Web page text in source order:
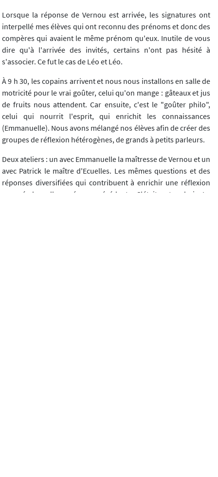
Lorsque la réponse de Vernou est arrivée, les signatures ont
interpellé mes élèves qui ont reconnu des prénoms et donc des
compères qui avaient le même prénom qu'eux. Inutile de vous
dire qu'à l'arrivée des invités, certains n'ont pas hésité à
s'associer. Ce fut le cas de Léo et Léo.
À 9 h 30, les copains arrivent et nous nous installons en salle de
motricité pour le vrai goûter, celui qu'on mange : gâteaux et jus
de fruits nous attendent. Car ensuite, c'est le "goûter philo",
celui qui nourrit l'esprit, qui enrichit les connaissances
(Emmanuelle). Nous avons mélangé nos élèves afin de créer des
groupes de réflexion hétérogènes, de grands à petits parleurs.
Deux ateliers : un avec Emmanuelle la maîtresse de Vernou et un
avec Patrick le maître d'Ecuelles. Les mêmes questions et des
réponses diversifiées qui contribuent à enrichir une réflexion
engagée lors d'une séance précédente. C'était notre choix. Le